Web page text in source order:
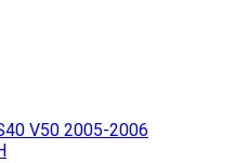
V50 2005-2006